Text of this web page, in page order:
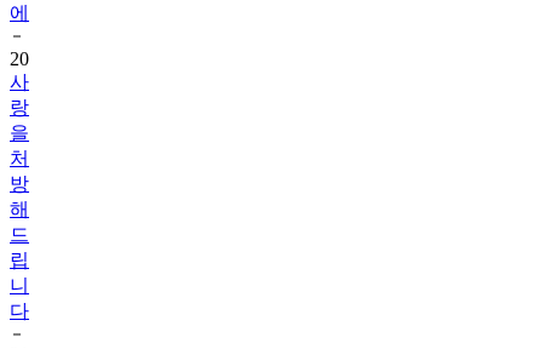
20
사
랑
을
처
방
해
드
립
니
다
21
사